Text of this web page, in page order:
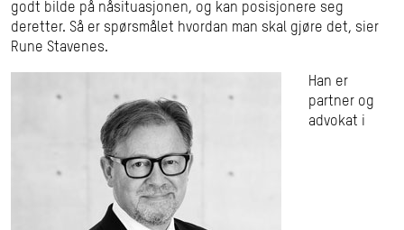
godt bilde på nåsituasjonen, og kan posisjonere seg
deretter. Så er spørsmålet hvordan man skal gjøre det, sier
Rune Stavenes.
Han er
partner og
advokat i